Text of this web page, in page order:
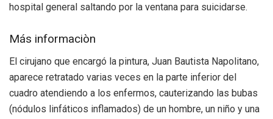
hospital general saltando por la ventana para suicidarse.
Más informaciòn
El cirujano que encargó la pintura, Juan Bautista Napolitano,
aparece retratado varias veces en la parte inferior del
cuadro atendiendo a los enfermos, cauterizando las bubas
(nódulos linfáticos inflamados) de un hombre, un niño y una